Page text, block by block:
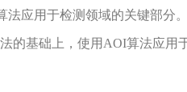
应用于检测领域的关键部分
的基础上，使用AOI算法应用